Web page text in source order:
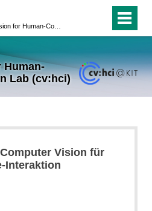
Human-
Lab (cv:hci)
Vision für
Interaktion